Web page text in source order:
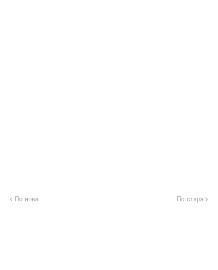
По-нова По-стара